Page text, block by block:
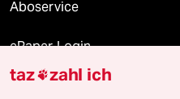
Aboservice
ePaper Login
Downloads für Abonnierende
taz zahl ich